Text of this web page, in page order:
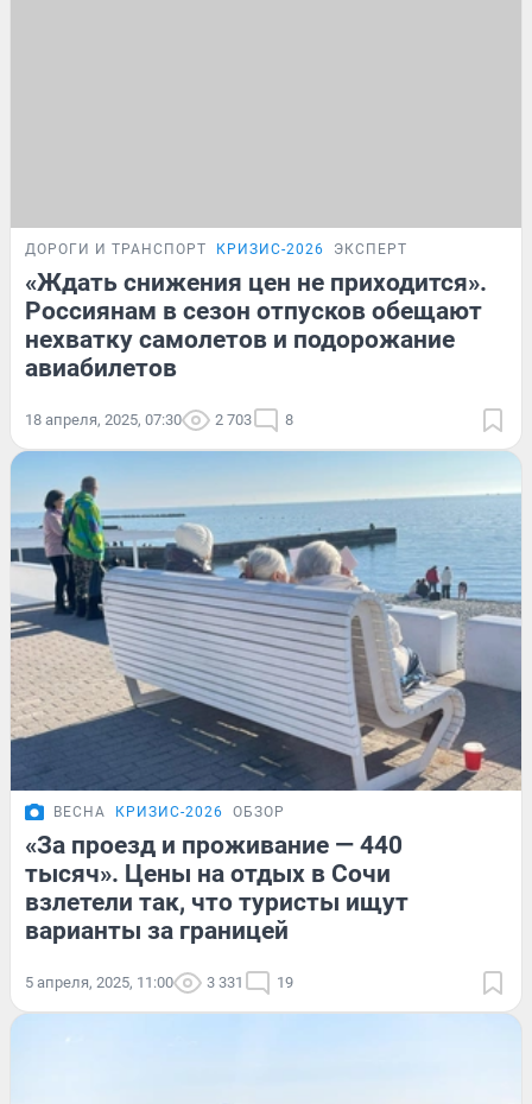
ДОРОГИ И ТРАНСПОРТ КРИЗИС-2026 ЭКСПЕРТ
«Ждать снижения цен не приходится».
Россиянам в сезон отпусков обещают
нехватку самолетов и подорожание
авиабилетов
18 апреля, 2025, 07:30 2 703 8
ВЕСНА КРИЗИС-2026 ОБЗОР
«За проезд и проживание — 440
тысяч». Цены на отдых в Сочи
взлетели так, что туристы ищут
варианты за границей
5 апреля, 2025, 11:00 3 331 19